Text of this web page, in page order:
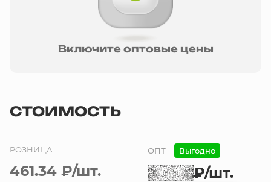
Включите оптовые цены
СТОИМОСТЬ
РОЗНИЦА
461.34 ₽/шт.
ОПТ Выгодно
₽/шт.